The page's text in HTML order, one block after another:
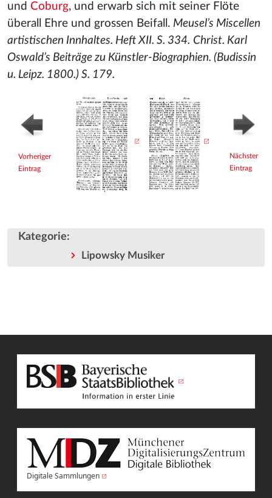
und Coburg, und erwarb sich mit seiner Flöte
überall Ehre und grossen Beifall. Meusel’s Miscellen
artistischen Innhaltes. Heft XII. S. 334. Christ. Karl
Oswald’s Beiträge zu Künstler-Biographien. (Budissin
u. Leipz. 1800.) S. 179.
Vorheriger
Eintrag
Nächster
Eintrag
Kategorie:
Lipowsky Musiker
Digitale Sammlungen